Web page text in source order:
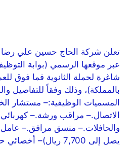
تعلن شركة الحاج حسين علي رضا
عبر موقعها الرسمي (بوابة
شاغرة لحملة الثانوية فما فوق
بالمملكة)، وذلك وفقاً للتفاصيل
المسميات الوظيفية:– مستشار
الاتصال.– مراقب ورشة.–
والحافلات.– منسق مرافق.– عامل
يصل إلى 7,700 ريال)– أخصائي حلول المواهب …